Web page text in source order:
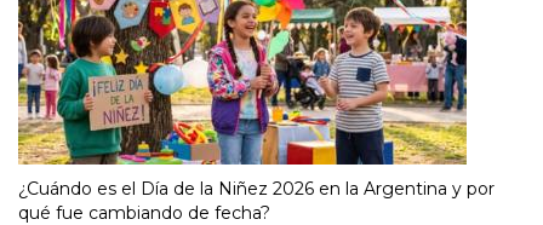
¿Cuándo es el Día de la Niñez 2026 en la Argentina y por
qué fue cambiando de fecha?